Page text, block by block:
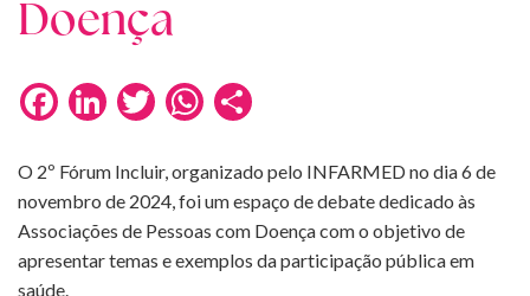
Doença
FacebookLinkedInTwitter WhatsApp
O 2º Fórum Incluir, organizado pelo INFARMED no dia 6 de
novembro de 2024, foi um espaço de debate dedicado às
Associações de Pessoas com Doença com o objetivo de
apresentar temas e exemplos da participação pública em
saúde.